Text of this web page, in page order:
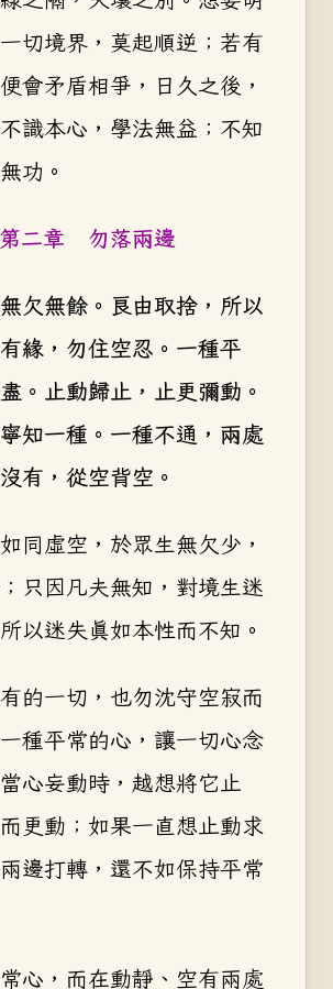
切境界，莫起順逆；若有
會矛盾相爭，日久之後，
識本心，學法無益；不知
功。
第二章 勿落兩邊
欠無餘。良由取捨，所以
緣，勿住空忍。一種平
。止動歸止，止更彌動。
知一種。一種不通，兩處
有，從空背空。
同虛空，於眾生無欠少，
只因凡夫無知，對境生迷
以迷失真如本性而不知。
的一切，也勿沈守空寂而
種平常的心，讓一切心念
心妄動時，越想將它止
更動；如果一直想止動求
邊打轉，還不如保持平常
心，而在動靜、空有兩處